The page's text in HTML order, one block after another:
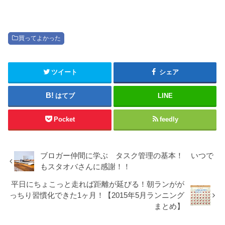
買ってよかった
ツイート シェア
はてブ LINE
Pocket feedly
ブロガー仲間に学ぶ タスク管理の基本！ いつで
もスタオバさんに感謝！！
平日にちょこっと走れば距離が延びる！朝ランがが
っちり習慣化できた1ヶ月！【2015年5月ランニング
まとめ】